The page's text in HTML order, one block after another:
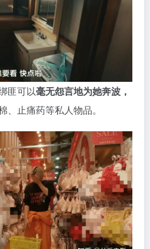
匪可以毫无怨言地为她奔波，
止痛药等私人物品。